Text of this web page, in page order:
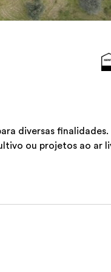
diversas finalidades.
ou projetos ao ar